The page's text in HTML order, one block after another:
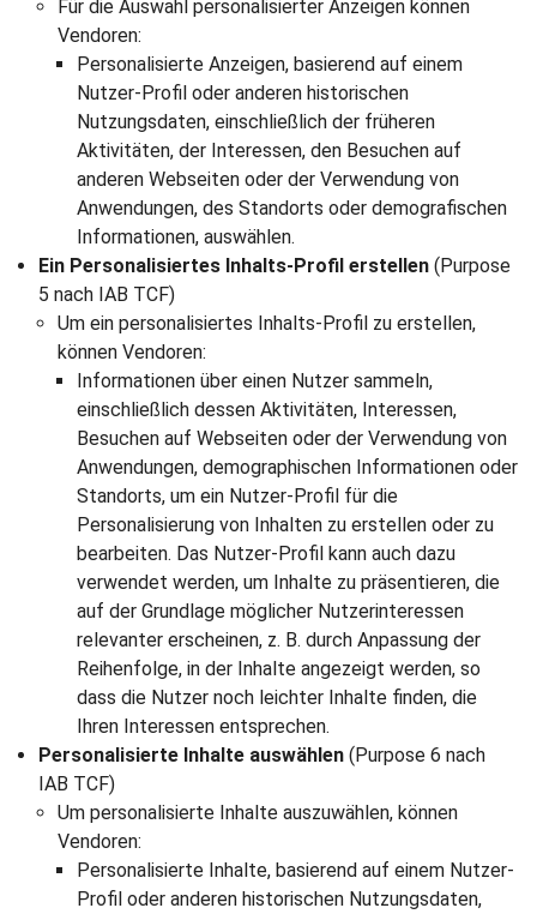
Für die Auswahl personalisierter Anzeigen können
Vendoren:
Personalisierte Anzeigen, basierend auf einem
Nutzer-Profil oder anderen historischen
Nutzungsdaten, einschließlich der früheren
Aktivitäten, der Interessen, den Besuchen auf
anderen Webseiten oder der Verwendung von
Anwendungen, des Standorts oder demografischen
Informationen, auswählen.
Ein Personalisiertes Inhalts-Profil erstellen (Purpose
5 nach IAB TCF)
Um ein personalisiertes Inhalts-Profil zu erstellen,
können Vendoren:
Informationen über einen Nutzer sammeln,
einschließlich dessen Aktivitäten, Interessen,
Besuchen auf Webseiten oder der Verwendung von
Anwendungen, demographischen Informationen oder
Standorts, um ein Nutzer-Profil für die
Personalisierung von Inhalten zu erstellen oder zu
bearbeiten. Das Nutzer-Profil kann auch dazu
verwendet werden, um Inhalte zu präsentieren, die
auf der Grundlage möglicher Nutzerinteressen
relevanter erscheinen, z. B. durch Anpassung der
Reihenfolge, in der Inhalte angezeigt werden, so
dass die Nutzer noch leichter Inhalte finden, die
Ihren Interessen entsprechen.
Personalisierte Inhalte auswählen (Purpose 6 nach
IAB TCF)
Um personalisierte Inhalte auszuwählen, können
Vendoren:
Personalisierte Inhalte, basierend auf einem Nutzer-
Profil oder anderen historischen Nutzungsdaten,